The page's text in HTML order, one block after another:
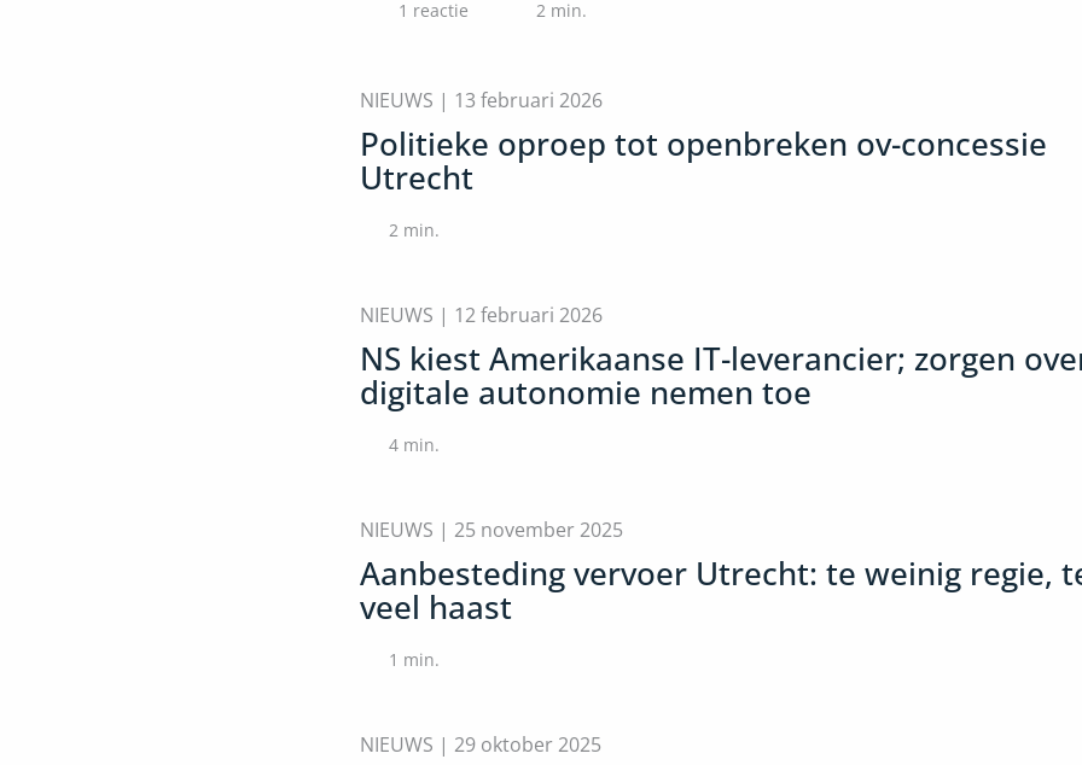
1 reactie 2min.
NIEUWS | 13 februari 2026
Politieke oproep tot openbreken ov-concessie
Utrecht
2min.
NIEUWS | 12 februari 2026
NS kiest Amerikaanse IT-leverancier; zorgen
digitale autonomie nemen toe
4min.
NIEUWS | 25 november 2025
Aanbesteding vervoer Utrecht: te weinig regie,
veel haast
1 min.
NIEUWS | 29 oktober 2025